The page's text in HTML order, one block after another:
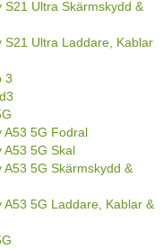
S21 Ultra Skärmskydd &
S21 Ultra Laddare, Kablar
3
A53 5G Fodral
A53 5G Skal
A53 5G Skärmskydd &
A53 5G Laddare, Kablar &